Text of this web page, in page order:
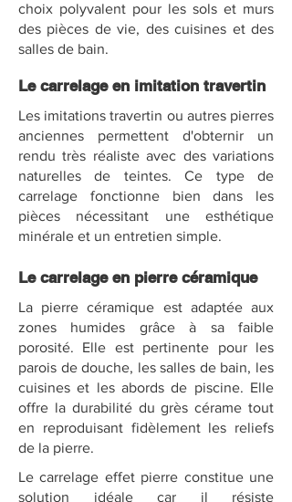
choix polyvalent pour les sols et murs
des pièces de vie, des cuisines et des
salles de bain.
Le carrelage en imitation travertin
Les imitations travertin ou autres pierres
anciennes permettent d'obternir un
rendu très réaliste avec des variations
naturelles de teintes. Ce type de
carrelage fonctionne bien dans les
pièces nécessitant une esthétique
minérale et un entretien simple.
Le carrelage en pierre céramique
La pierre céramique est adaptée aux
zones humides grâce à sa faible
porosité. Elle est pertinente pour les
parois de douche, les salles de bain, les
cuisines et les abords de piscine. Elle
offre la durabilité du grès cérame tout
en reproduisant fidèlement les reliefs
de la pierre.
Le carrelage effet pierre constitue une
solution idéale car il résiste